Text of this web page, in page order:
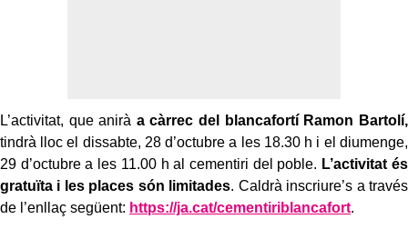
L’activitat, que anirà a càrrec del blancafortí Ramon Bartolí,
tindrà lloc el dissabte, 28 d’octubre a les 18.30 h i el diumenge,
29 d’octubre a les 11.00 h al cementiri del poble. L’activitat és
gratuïta i les places són limitades. Caldrà inscriure’s a través
de l’enllaç següent: https://ja.cat/cementiriblancafort.